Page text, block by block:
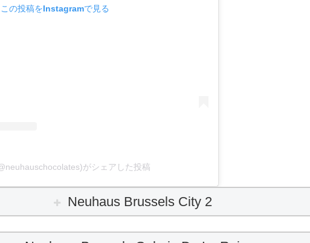
この投稿をInstagramで見る
がシェアした投稿
Neuhaus Brussels City 2